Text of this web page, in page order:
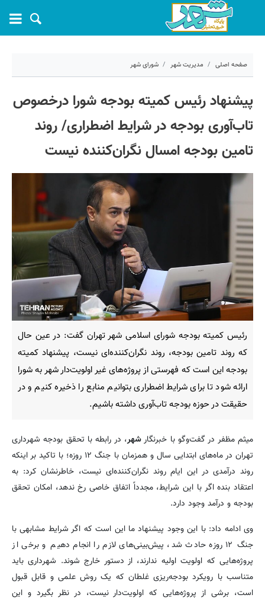
صفحه اصلی مدیریت شهر شورای شهر
کد مطلب:
پیشنهاد رئیس کمیته بودجه شورا درخصوص
تاب‌آوری بودجه در شرایط اضطراری/ روند
تامین بودجه امسال نگران‌کننده نیست
رئیس کمیته بودجه شورای اسلامی شهر تهران گفت: در عین حال
که روند تامین بودجه، روند نگران‌کننده‌ای نیست، پیشنهاد کمیته
بودجه این است که فهرستی از پروژه‌های غیر اولویت‌دار شهر به شورا
ارائه شود تا برای شرایط اضطراری بتوانیم منابع را ذخیره کنیم و در
حقیقت در حوزه بودجه تاب‌آوری داشته باشیم.
میثم مظفر در گفت‌وگو با خبرنگارشهر، در رابطه با تحقق بودجه شهرداری
تهران در ماه‌های ابتدایی سال و همزمان با جنگ ۱۲ روزه؛ با تاکید بر اینکه
روند درآمدی در این ایام روند نگران‌کننده‌ای نیست، خاطرنشان کرد: به
اعتقاد بنده اگر با این شرایط، مجدداً اتفاق خاصی رخ ندهد، امکان تحقق
بودجه و درآمد وجود دارد.
وی ادامه داد: با این وجود پیشنهاد ما این است که اگر شرایط مشابهی با
جنگ ۱۲ روزه حادث شد، پیش‌بینی‌های لازم را انجام دهیم و برخی از
پروژه‌هایی که اولویت اولیه ندارند، از دستور خارج شوند. شهرداری باید
متناسب با رویکرد بودجه‌ریزی غلطان که یک روش علمی و قابل قبول
است، برشی از پروژه‌هایی که اولویت‌دار نیست، در نظر بگیرد و این‌